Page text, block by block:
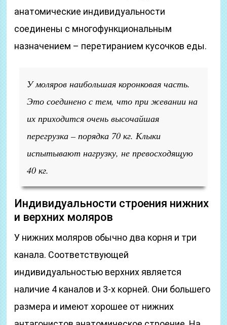
анатомические индивидуальности
соединены с многофункциональным
назначением – перетиранием кусочков еды.
У моляров наибольшая коронковая часть.
Это соединено с тем, что при жевании на
их приходится очень высочайшая
перегрузка – порядка 70 кг. Клыки
испытывают нагрузку, не превосходящую
40 кг.
Индивидуальности строения нижних
и верхних моляров
У нижних моляров обычно два корня и три
канала. Соответствующей
индивидуальностью верхних является
наличие 4 каналов и 3-х корней. Они большего
размера и имеют хорошее от нижних